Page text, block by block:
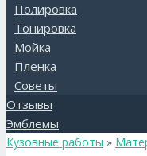
Полировка
Тонировка
Мойка
Пленка
Советы
Отзывы
Эмблемы
Кузовные работы »